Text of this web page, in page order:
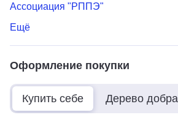
Ассоциация "РППЭ"
Ещё
Оформление покупки
Купить себе Дерево добра